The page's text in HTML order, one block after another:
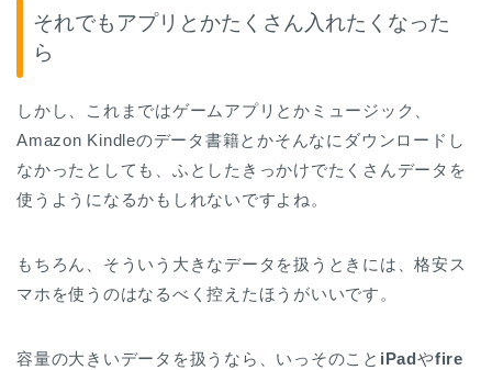
それでもアプリとかたくさん入れたくなった
ら
しかし、これまではゲームアプリとかミュージック、
Amazon Kindleのデータ書籍とかそんなにダウンロードし
なかったとしても、ふとしたきっかけでたくさんデータを
使うようになるかもしれないですよね。
もちろん、そういう大きなデータを扱うときには、格安ス
マホを使うのはなるべく控えたほうがいいです。
容量の大きいデータを扱うなら、いっそのこと iPadやfire